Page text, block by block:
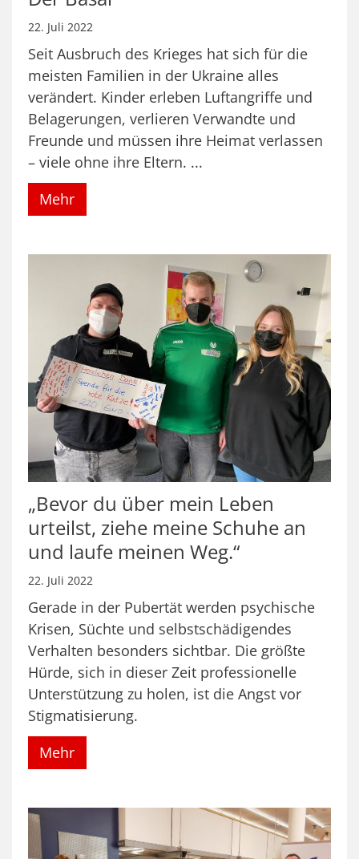
22. Juli 2022
Seit Ausbruch des Krieges hat sich für die
meisten Familien in der Ukraine alles
verändert. Kinder erleben Luftangriffe und
Belagerungen, verlieren Verwandte und
Freunde und müssen ihre Heimat verlassen
– viele ohne ihre Eltern. ...
Mehr
„Bevor du über mein Leben
urteilst, ziehe meine Schuhe an
und laufe meinen Weg.“
22. Juli 2022
Gerade in der Pubertät werden psychische
Krisen, Süchte und selbstschädigendes
Verhalten besonders sichtbar. Die größte
Hürde, sich in dieser Zeit professionelle
Unterstützung zu holen, ist die Angst vor
Stigmatisierung.
Mehr